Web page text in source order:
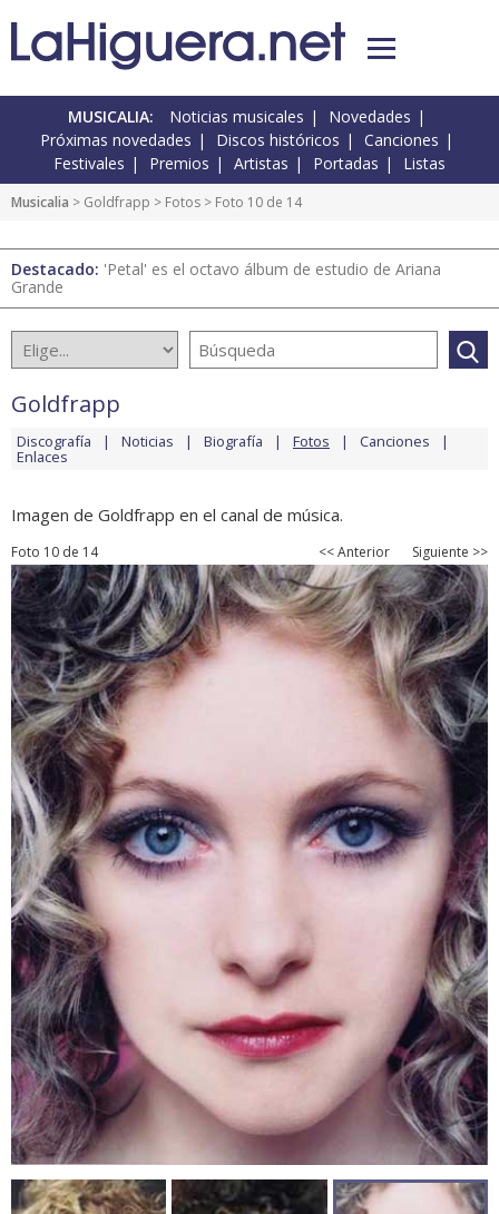
MUSICALIA: Noticias musicales
Novedades
Próximas novedades
Discos históricos
Canciones
Festivales
Premios Artistas Portadas Listas
Musicalia > Goldfrapp > Fotos > Foto 10 de 14
Destacado: 'Petal' es el octavo álbum de estudio de Ariana
Grande
Goldfrapp
Discografía Noticias Biografía Fotos Canciones
Enlaces
Imagen de Goldfrapp en el canal de música.
Foto 10 de 14 << Anterior Siguiente >>